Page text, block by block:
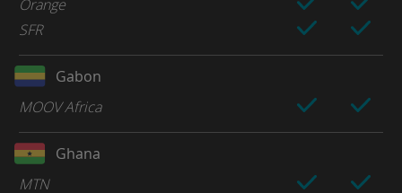
Orange
SFR
Gabon
MOOV Africa
Ghana
MTN